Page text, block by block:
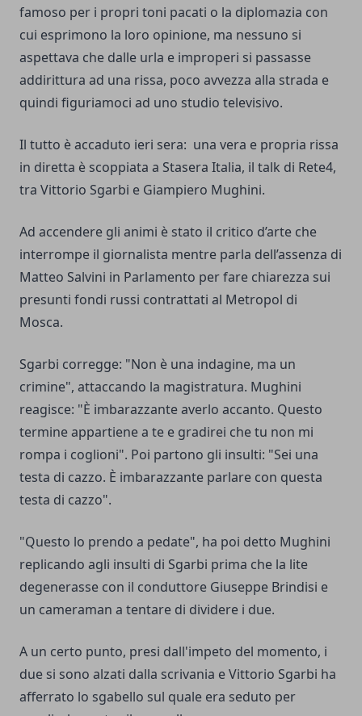
famoso per i propri toni pacati o la diplomazia con
cui esprimono la loro opinione, ma nessuno si
aspettava che dalle urla e improperi si passasse
addirittura ad una rissa, poco avvezza alla strada e
quindi figuriamoci ad uno studio televisivo.
Il tutto è accaduto ieri sera: una vera e propria rissa
in diretta è scoppiata a Stasera Italia, il talk di Rete4,
tra Vittorio Sgarbi e Giampiero Mughini.
Ad accendere gli animi è stato il critico d’arte che
interrompe il giornalista mentre parla dell’assenza di
Matteo Salvini in Parlamento per fare chiarezza sui
presunti fondi russi contrattati al Metropol di
Mosca.
Sgarbi corregge: "Non è una indagine, ma un
crimine", attaccando la magistratura. Mughini
reagisce: "È imbarazzante averlo accanto. Questo
termine appartiene a te e gradirei che tu non mi
rompa i coglioni". Poi partono gli insulti: "Sei una
testa di cazzo. È imbarazzante parlare con questa
testa di cazzo".
"Questo lo prendo a pedate", ha poi detto Mughini
replicando agli insulti di Sgarbi prima che la lite
degenerasse con il conduttore Giuseppe Brindisi e
un cameraman a tentare di dividere i due.
A un certo punto, presi dall'impeto del momento, i
due si sono alzati dalla scrivania e Vittorio Sgarbi ha
afferrato lo sgabello sul quale era seduto per